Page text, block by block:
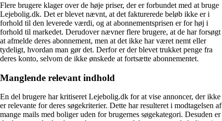
Flere brugere klager over de høje priser, der er forbundet med at bruge
Lejebolig.dk. Det er blevet nævnt, at det fakturerede beløb ikke er i
forhold til den leverede værdi, og at abonnementsprisen er for høj i
forhold til markedet. Derudover nævner flere brugere, at de har forsøgt
at afmelde deres abonnement, men at det ikke har været nemt eller
tydeligt, hvordan man gør det. Derfor er der blevet trukket penge fra
deres konto, selvom de ikke ønskede at fortsætte abonnementet.
Manglende relevant indhold
En del brugere har kritiseret Lejebolig.dk for at vise annoncer, der ikke
er relevante for deres søgekriterier. Dette har resulteret i modtagelsen af
mange mails med boliger uden for brugernes søgekategori. Desuden er